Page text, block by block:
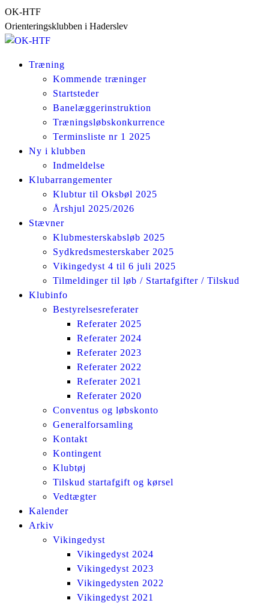
Skip
to
content
OK-HTF
Orienteringsklubben i Haderslev
Træning
Kommende træninger
Startsteder
Banelæggerinstruktion
Træningsløbskonkurrence
Terminsliste nr 1 2025
Ny i klubben
Indmeldelse
Klubarrangementer
Klubtur til Oksbøl 2025
Årshjul 2025/2026
Stævner
Klubmesterskabsløb 2025
Sydkredsmesterskaber 2025
Vikingedyst 4 til 6 juli 2025
Tilmeldinger til løb / Startafgifter / Tilskud
Klubinfo
Bestyrelsesreferater
Referater 2025
Referater 2024
Referater 2023
Referater 2022
Referater 2021
Referater 2020
Conventus og løbskonto
Generalforsamling
Kontakt
Kontingent
Klubtøj
Tilskud startafgift og kørsel
Vedtægter
Kalender
Arkiv
Vikingedyst
Vikingedyst 2024
Vikingedyst 2023
Vikingedysten 2022
Vikingedyst 2021